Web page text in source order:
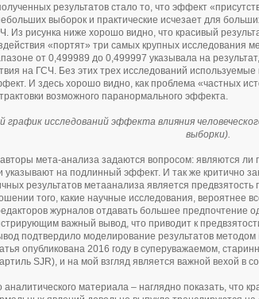
результатов стало то, что эффект
выборок и практические исчезает для
Из рисунка ниже хорошо видно, что красивый
«портят» три самых крупных исследования
от 0,499989 до 0,499997 указывала на
на ГСЧ. Без этих трех исследований
И здесь хорошо видно, как проблема «частных
возможного паранормального эффекта.
график исследований эффекта влияния
выборки).
мета-анализа задаются вопросом: являются
указывают на подлинный эффект. И так же критично
результатов метаанализа является
того, какие научные исследования, вероятнее
журналов отдавать большее предпочтение
важный вывод, что приводит к
подтвердило моделирование результатов
опубликована 2016 году в суперуважаемом,
SJR), и на мой взгляд является важной вехой в
аналитического материала – наглядно показать, что